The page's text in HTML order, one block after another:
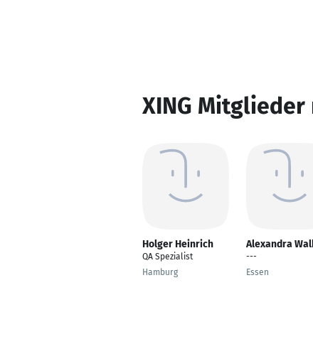
XING
Holger Heinrich
QA Spezialist
Hamburg
Alexandra
---
Essen